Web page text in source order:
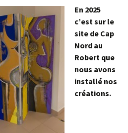
En 2025
c’est sur le
site de Cap
Nord au
Robert que
nous avons
installé nos
créations.